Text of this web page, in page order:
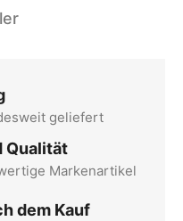
mm Hubhöhe 1500 kg
Nr.:
Lager
€
€
geliefert
Qualität
Markenartikel
dem Kauf